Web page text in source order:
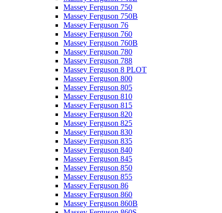
Massey Ferguson 750
Massey Ferguson 750B
Massey Ferguson 76
Massey Ferguson 760
Massey Ferguson 760B
Massey Ferguson 780
Massey Ferguson 788
Massey Ferguson 8 PLOT
Massey Ferguson 800
Massey Ferguson 805
Massey Ferguson 810
Massey Ferguson 815
Massey Ferguson 820
Massey Ferguson 825
Massey Ferguson 830
Massey Ferguson 835
Massey Ferguson 840
Massey Ferguson 845
Massey Ferguson 850
Massey Ferguson 855
Massey Ferguson 86
Massey Ferguson 860
Massey Ferguson 860B